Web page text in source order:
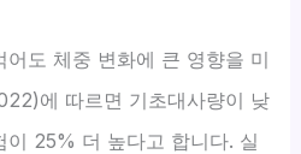
도 체중 변화에 큰 영향을 미
에 따르면 기초대사량이 낮
이 25% 더 높다고 합니다. 실